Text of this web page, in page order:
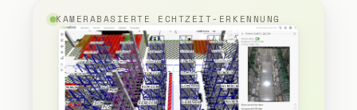
KAMERABASIERTE ECHTZEIT-ERKENNUNG